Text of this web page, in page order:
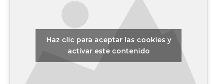
Haz clic para aceptar las cookies y
activar este contenido